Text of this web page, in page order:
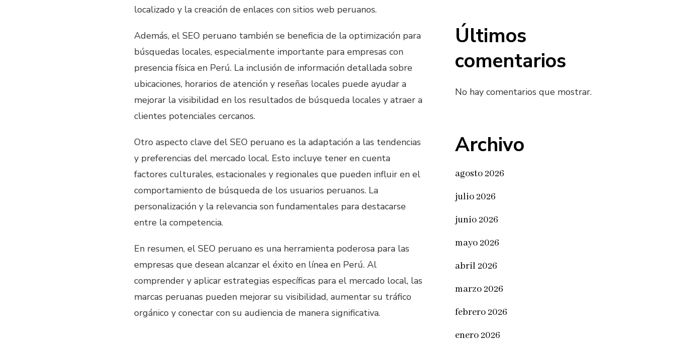
localizado y la creación de enlaces con sitios web peruanos.
Además, el SEO peruano también se beneficia de la optimización para
búsquedas locales, especialmente importante para empresas con
presencia física en Perú. La inclusión de información detallada sobre
ubicaciones, horarios de atención y reseñas locales puede ayudar a
mejorar la visibilidad en los resultados de búsqueda locales y atraer a
clientes potenciales cercanos.
Otro aspecto clave del SEO peruano es la adaptación a las tendencias
y preferencias del mercado local. Esto incluye tener en cuenta
factores culturales, estacionales y regionales que pueden influir en el
comportamiento de búsqueda de los usuarios peruanos. La
personalización y la relevancia son fundamentales para destacarse
entre la competencia.
En resumen, el SEO peruano es una herramienta poderosa para las
empresas que desean alcanzar el éxito en línea en Perú. Al
comprender y aplicar estrategias específicas para el mercado local, las
marcas peruanas pueden mejorar su visibilidad, aumentar su tráfico
orgánico y conectar con su audiencia de manera significativa.
Últimos
comentarios
No hay comentarios que mostrar.
Archivo
agosto 2026
julio 2026
junio 2026
mayo 2026
abril 2026
marzo 2026
febrero 2026
enero 2026